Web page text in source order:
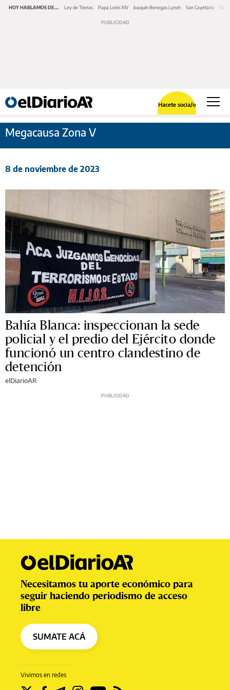
HOY HABLAMOS DE... Ley de Tierras Papa León XIV Joaquín Benegas Lynch San Cayetano
Hacete socia/o
Megacausa Zona V
8 de noviembre de 2023
Bahía Blanca: inspeccionan la sede
policial y el predio del Ejército donde
funcionó un centro clandestino de
detención
elDiarioAR
Vivimos en redes
Necesitamos tu aporte económico para
seguir haciendo periodismo de acceso
libre
SUMATE ACÁ